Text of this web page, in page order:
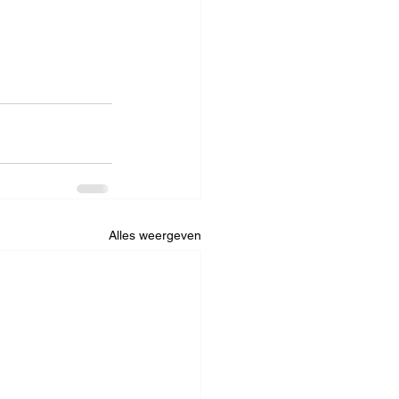
Alles weergeven